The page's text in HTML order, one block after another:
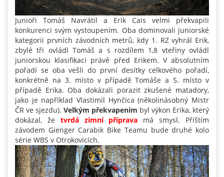
Junioři Tomáš Navrátil a Erik Cais velmi překvapili
konkurenci svým vystoupením. Oba dominovali juniorské
kategorii prvních závodních metrů, kdy 1. RZ vyhrál Erik,
zbylé tři ovládl Tomáš a s rozdílem 1,8 vteřiny ovládl
juniorskou klasifikaci právě před Erikem. V absolutním
pořadí se oba vešli do první desítky celkového pořadí,
konkrétně na 3. místo v případě Tomáše a 5. místo v
případě Erika. Oba dokázali porazit zkušené matadory,
jako je například Vlastimil Hynčica (několinásobný Mistr
ČR ve sjezdu). Velkým překvapením byl výkon Erika, který
dokázal, že tvrdá zimní příprava má smysl. Příštím
závodem Gienger Carabik Bike Teamu bude druhé kolo
série WBS v Otrokovicích.